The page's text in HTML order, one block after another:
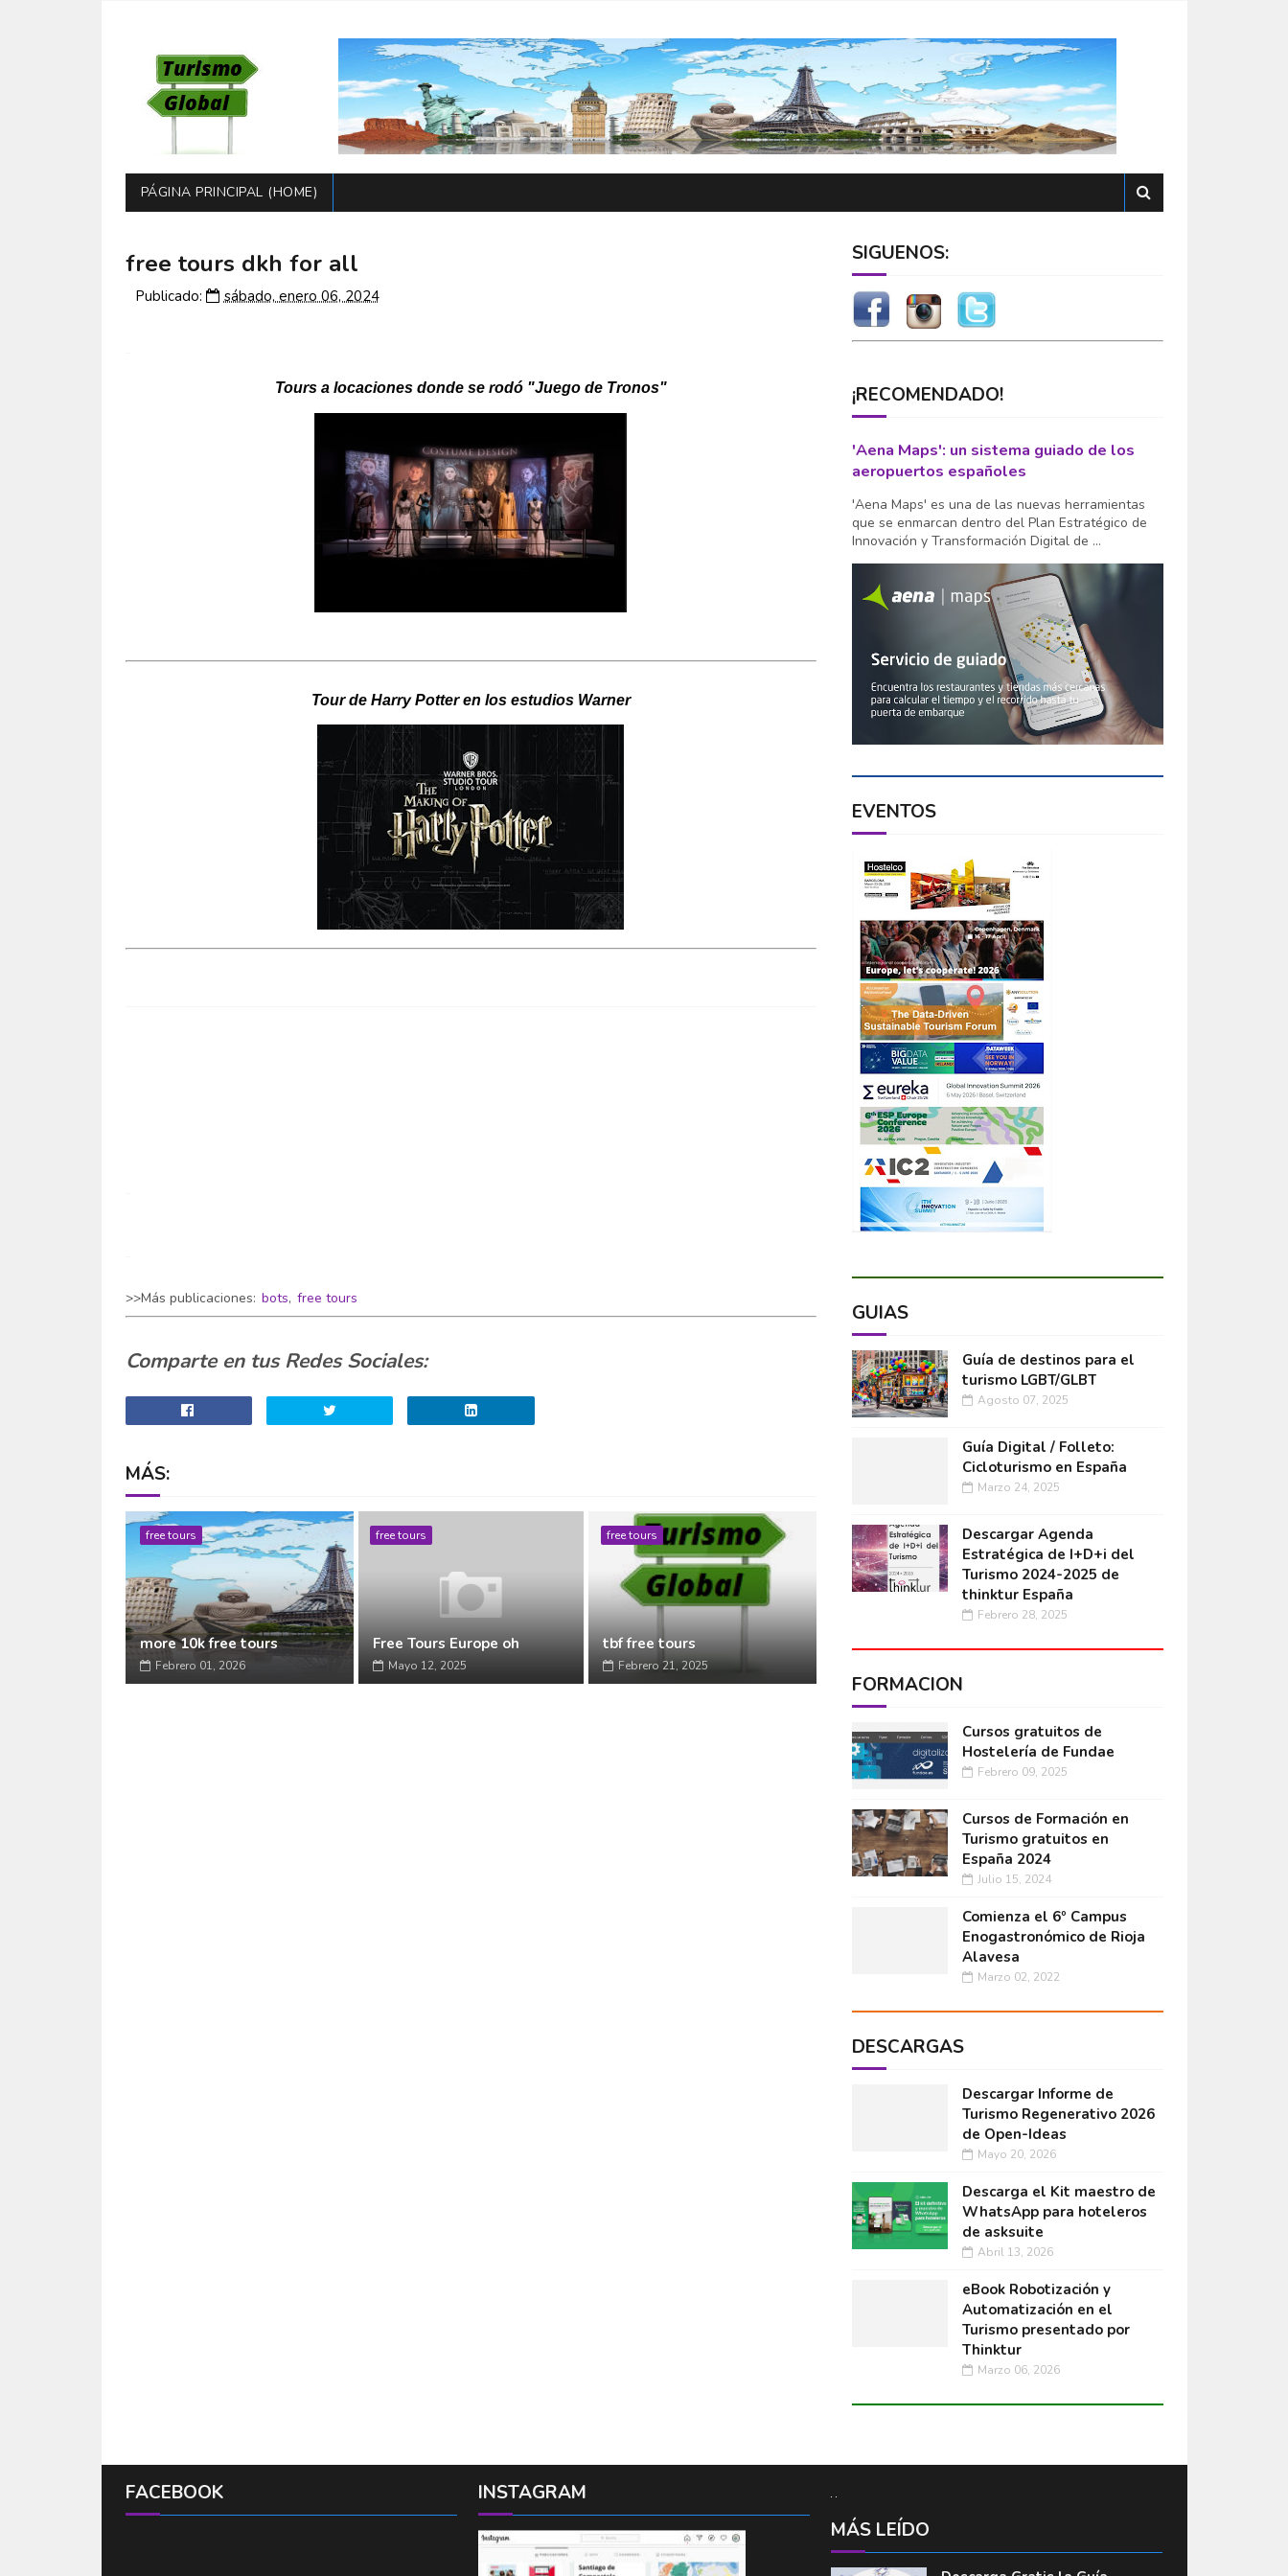
PÁGINA PRINCIPAL (HOME)
free tours dkh for all
Publicado: sábado, enero 06, 2024
Tours a locaciones donde se rodó "Juego de Tronos"
Tour de Harry Potter en los estudios Warner
>>Más publicaciones: bots, free tours
Comparte en tus Redes Sociales:
MÁS:
free tours
more 10k free tours
Febrero 01, 2026
free tours
Free Tours Europe oh
Mayo 12, 2025
free tours
tbf free tours
Febrero 21, 2025
SÍGUENOS:
¡RECOMENDADO!
'Aena Maps': un sistema guiado de los
aeropuertos españoles
'Aena Maps' es una de las nuevas herramientas
que se enmarcan dentro del Plan Estratégico de
Innovación y Transformación Digital de ...
EVENTOS
GUÍAS
Guía de destinos para el
turismo LGBT/GLBT
Agosto 07, 2025
Guía Digital / Folleto:
Cicloturismo en España
Marzo 24, 2025
Descargar Agenda
Estratégica de I+D+i del
Turismo 2024-2025 de
thinktur España
Febrero 28, 2025
FORMACIÓN
Cursos gratuitos de
Hostelería de Fundae
Febrero 09, 2025
Cursos de Formación en
Turismo gratuitos en
España 2024
Julio 15, 2024
Comienza el 6º Campus
Enogastronómico de Rioja
Alavesa
Marzo 02, 2022
DESCARGAS
Descargar Informe de
Turismo Regenerativo 2026
de Open-Ideas
Mayo 20, 2026
Descarga el Kit maestro de
WhatsApp para hoteleros
de asksuite
Abril 13, 2026
eBook Robotización y
Automatización en el
Turismo presentado por
Thinktur
Marzo 06, 2026
FACEBOOK
INSTAGRAM
MÁS LEÍDO